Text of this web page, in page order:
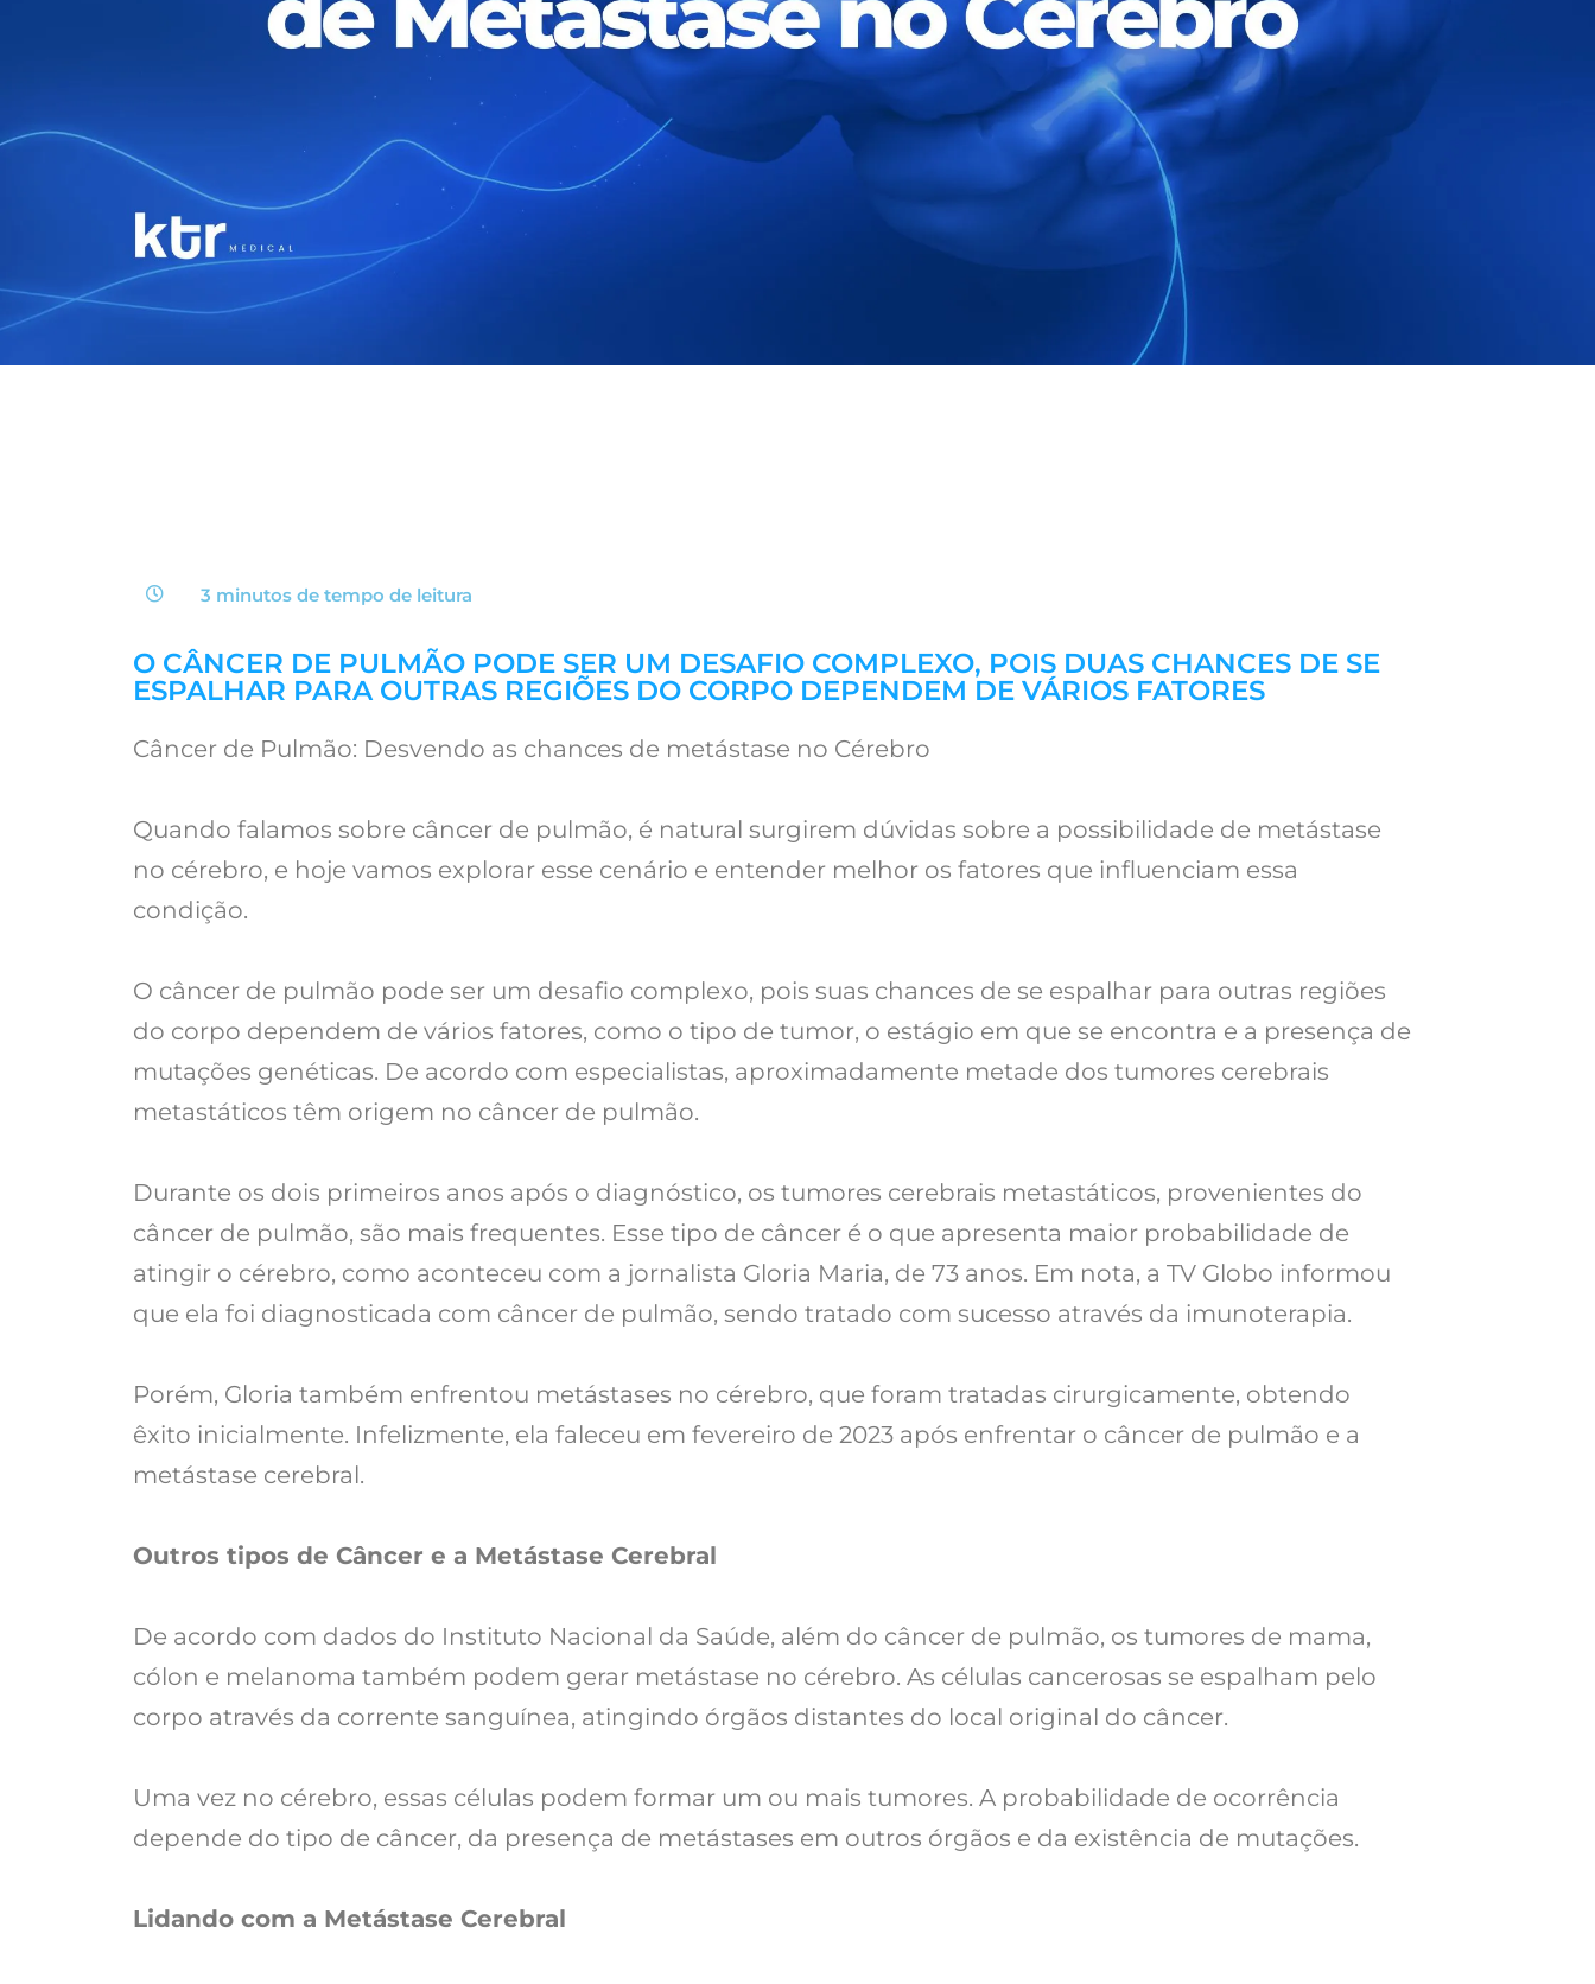
3 minutos de tempo de leitura
O CÂNCER DE PULMÃO PODE SER UM DESAFIO COMPLEXO, POIS DUAS CHANCES DE SE
ESPALHAR PARA OUTRAS REGIÕES DO CORPO DEPENDEM DE VÁRIOS FATORES
Câncer de Pulmão: Desvendo as chances de metástase no Cérebro
Quando falamos sobre câncer de pulmão, é natural surgirem dúvidas sobre a possibilidade de metástase
no cérebro, e hoje vamos explorar esse cenário e entender melhor os fatores que influenciam essa
condição.
O câncer de pulmão pode ser um desafio complexo, pois suas chances de se espalhar para outras regiões
do corpo dependem de vários fatores, como o tipo de tumor, o estágio em que se encontra e a presença de
mutações genéticas. De acordo com especialistas, aproximadamente metade dos tumores cerebrais
metastáticos têm origem no câncer de pulmão.
Durante os dois primeiros anos após o diagnóstico, os tumores cerebrais metastáticos, provenientes do
câncer de pulmão, são mais frequentes. Esse tipo de câncer é o que apresenta maior probabilidade de
atingir o cérebro, como aconteceu com a jornalista Gloria Maria, de 73 anos. Em nota, a TV Globo informou
que ela foi diagnosticada com câncer de pulmão, sendo tratado com sucesso através da imunoterapia.
Porém, Gloria também enfrentou metástases no cérebro, que foram tratadas cirurgicamente, obtendo
êxito inicialmente. Infelizmente, ela faleceu em fevereiro de 2023 após enfrentar o câncer de pulmão e a
metástase cerebral.
Outros tipos de Câncer e a Metástase Cerebral
De acordo com dados do Instituto Nacional da Saúde, além do câncer de pulmão, os tumores de mama,
cólon e melanoma também podem gerar metástase no cérebro. As células cancerosas se espalham pelo
corpo através da corrente sanguínea, atingindo órgãos distantes do local original do câncer.
Uma vez no cérebro, essas células podem formar um ou mais tumores. A probabilidade de ocorrência
depende do tipo de câncer, da presença de metástases em outros órgãos e da existência de mutações.
Lidando com a Metástase Cerebral